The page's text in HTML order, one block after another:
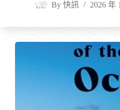
By 快訊 2026 年